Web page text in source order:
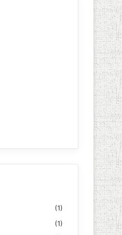
(1)
(1)